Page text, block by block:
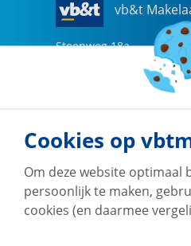
vb&t
Steenweg 18a
helmond@vbtmakelaars.nl
Naar vestiging
Cookies op
Om deze website optimaal
persoonlijk te maken,
cookies (en daarmee